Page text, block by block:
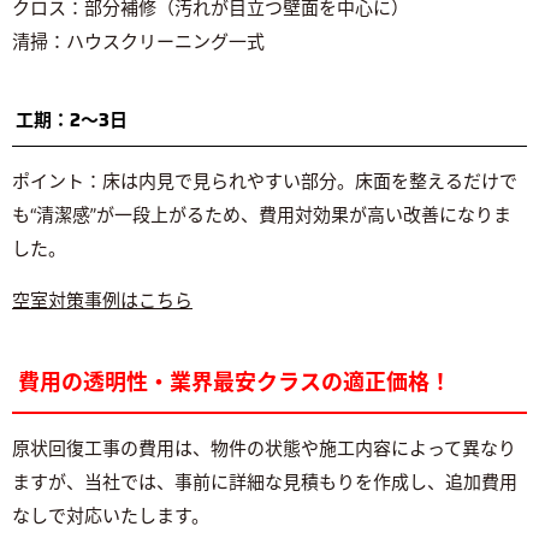
クロス：部分補修（汚れが目立つ壁面を中心に）
清掃：ハウスクリーニング一式
工期：2〜3日
ポイント：床は内見で見られやすい部分。床面を整えるだけで
も“清潔感”が一段上がるため、費用対効果が高い改善になりま
した。
空室対策事例はこちら
費用の透明性・業界最安クラスの適正価格！
原状回復工事の費用は、物件の状態や施工内容によって異なり
ますが、当社では、事前に詳細な見積もりを作成し、追加費用
なしで対応いたします。